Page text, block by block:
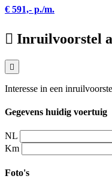
€ 591,- p./m.
Inruilvoorstel
Interesse in een
Gegevens huidig voertuig
NL
Km
Foto's